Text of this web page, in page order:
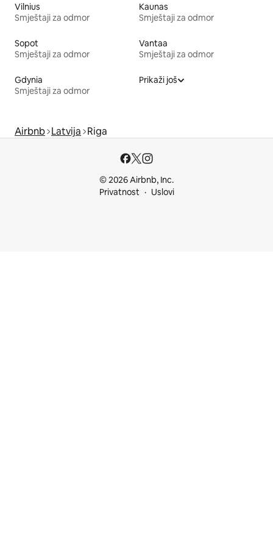
Vilnius
Smještaji za odmor
Kaunas
Smještaji za odmor
Sopot
Smještaji za odmor
Vantaa
Smještaji za odmor
Gdynia
Smještaji za odmor
Prikaži još
Airbnb Latvija Riga
© 2026 Airbnb, Inc.
Privatnost
Uslovi